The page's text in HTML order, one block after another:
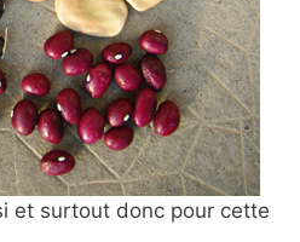
et surtout donc pour cette